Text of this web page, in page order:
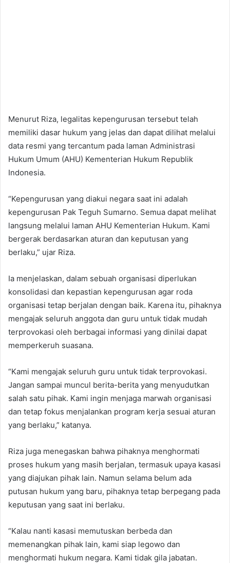
Menurut Riza, legalitas kepengurusan tersebut telah
memiliki dasar hukum yang jelas dan dapat dilihat melalui
data resmi yang tercantum pada laman Administrasi
Hukum Umum (AHU) Kementerian Hukum Republik
Indonesia.
“Kepengurusan yang diakui negara saat ini adalah
kepengurusan Pak Teguh Sumarno. Semua dapat melihat
langsung melalui laman AHU Kementerian Hukum. Kami
bergerak berdasarkan aturan dan keputusan yang
berlaku,” ujar Riza.
Ia menjelaskan, dalam sebuah organisasi diperlukan
konsolidasi dan kepastian kepengurusan agar roda
organisasi tetap berjalan dengan baik. Karena itu, pihaknya
mengajak seluruh anggota dan guru untuk tidak mudah
terprovokasi oleh berbagai informasi yang dinilai dapat
memperkeruh suasana.
“Kami mengajak seluruh guru untuk tidak terprovokasi.
Jangan sampai muncul berita-berita yang menyudutkan
salah satu pihak. Kami ingin menjaga marwah organisasi
dan tetap fokus menjalankan program kerja sesuai aturan
yang berlaku,” katanya.
Riza juga menegaskan bahwa pihaknya menghormati
proses hukum yang masih berjalan, termasuk upaya kasasi
yang diajukan pihak lain. Namun selama belum ada
putusan hukum yang baru, pihaknya tetap berpegang pada
keputusan yang saat ini berlaku.
“Kalau nanti kasasi memutuskan berbeda dan
memenangkan pihak lain, kami siap legowo dan
menghormati hukum negara. Kami tidak gila jabatan.